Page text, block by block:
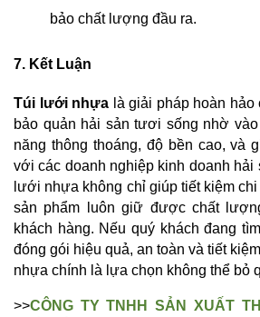
bảo chất lượng đầu ra.
7. Kết Luận
Túi lưới nhựa là giải pháp hoàn
bảo quản hải sản tươi sống nhờ
năng thông thoáng, độ bền cao, và
với các doanh nghiệp kinh doanh hải
lưới nhựa không chỉ giúp tiết kiệm
sản phẩm luôn giữ được chất
khách hàng. Nếu quý khách đang
đóng gói hiệu quả, an toàn và tiết
nhựa chính là lựa chọn không thể bỏ
>>CÔNG TY TNHH SẢN XUẤT